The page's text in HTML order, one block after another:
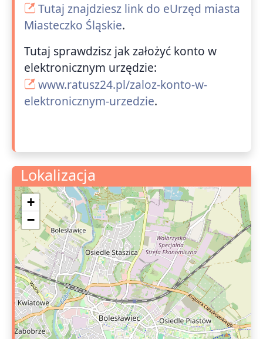
Tutaj znajdziesz link do eUrzęd miasta
Miasteczko Śląskie.
Tutaj sprawdzisz jak założyć konto w
elektronicznym urzędzie:
www.ratusz24.pl/zaloz-konto-w-
elektronicznym-urzedzie.
Lokalizacja
+
−